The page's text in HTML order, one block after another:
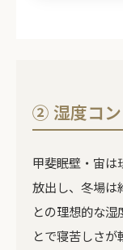
② 湿度コン
甲斐眠壁・宙は
放出し、冬場は
との理想的な湿
とで寝苦しさが